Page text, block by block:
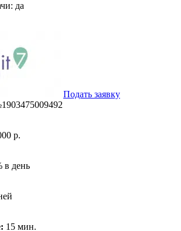
да
Подать заявку
р.
в день
15 мин.